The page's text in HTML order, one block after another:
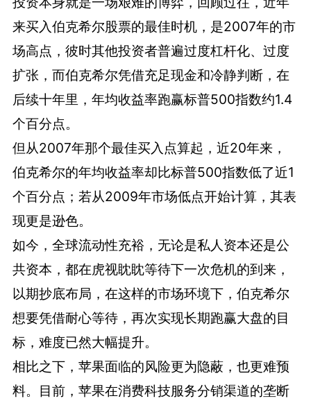
来买入伯克希尔股票的最佳时机，是2007年的市
场高点，彼时其他投资者普遍过度杠杆化、过度
扩张，而伯克希尔凭借充足现金和冷静判断，在
后续十年里，年均收益率跑赢标普500指数约1.4
个百分点。
但从2007年那个最佳买入点算起，近20年来，
伯克希尔的年均收益率却比标普500指数低了近1
个百分点；若从2009年市场低点开始计算，其表
现更是逊色。
如今，全球流动性充裕，无论是私人资本还是公
共资本，都在虎视眈眈等待下一次危机的到来，
以期抄底布局，在这样的市场环境下，伯克希尔
想要凭借耐心等待，再次实现长期跑赢大盘的目
标，难度已然大幅提升。
相比之下，苹果面临的风险更为隐蔽，也更难预
料。目前，苹果在消费科技服务分销渠道的垄断